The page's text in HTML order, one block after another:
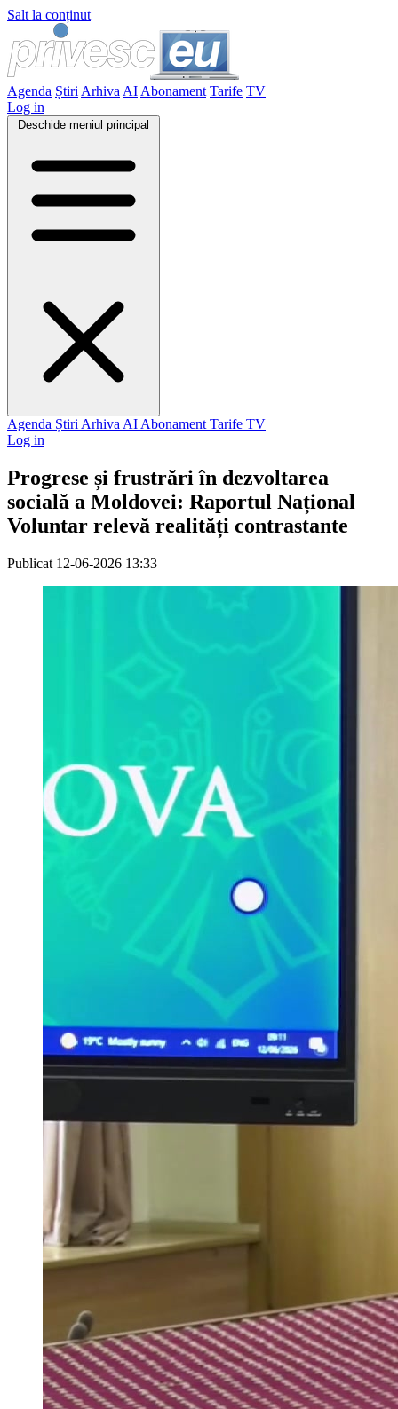
Salt la conținut
Agenda Știri Arhiva AI Abonament Tarife TV
Log in
Deschide meniul principal
Agenda Știri Arhiva AI Abonament Tarife TV
Log in
Progrese și frustrări în dezvoltarea
socială a Moldovei: Raportul Național
Voluntar relevă realități contrastante
Publicat 12-06-2026 13:33